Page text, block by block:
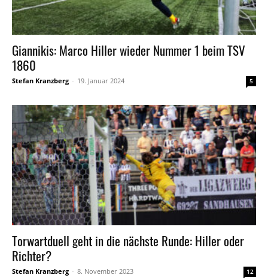
Giannikis: Marco Hiller wieder Nummer 1 beim TSV
1860
Stefan Kranzberg - 19. Januar 2024 5
Torwartduell geht in die nächste Runde: Hiller oder
Richter?
Stefan Kranzberg - 8. November 2023 12